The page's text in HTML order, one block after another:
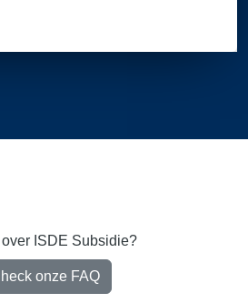
ISDE Subsidie?
onze FAQ